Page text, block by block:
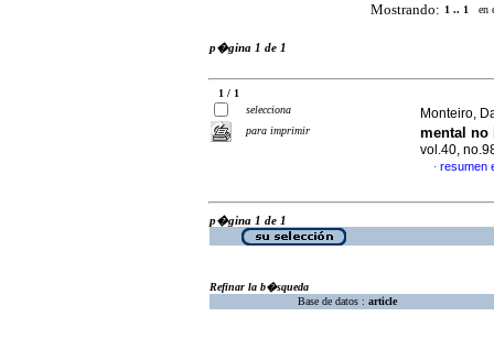
Mostrando: 1 .. 1 en
p�gina 1 de 1
1 / 1
selecciona
para imprimir
Monteiro,
mental
vol.40,
· resumen
p�gina 1 de 1
Refinar la b�squeda
Base de datos : article